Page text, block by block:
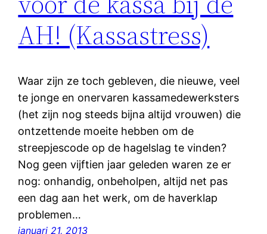
AH! (Kassastress)
Waar zijn ze toch gebleven, die nieuwe, veel
te jonge en onervaren kassamedewerksters
(het zijn nog steeds bijna altijd vrouwen) die
ontzettende moeite hebben om de
streepjescode op de hagelslag te vinden?
Nog geen vijftien jaar geleden waren ze er
nog: onhandig, onbeholpen, altijd net pas
een dag aan het werk, om de haverklap
problemen…
januari 21, 2013